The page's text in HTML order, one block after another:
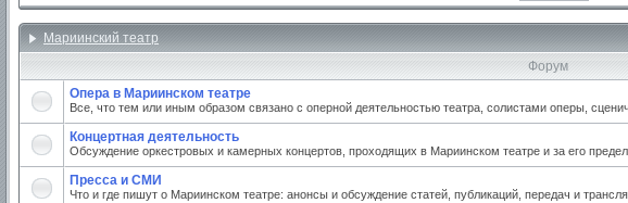
Мариинский театр
Форум
Опера в Мариинском театре
Все, что тем или иным образом связано с оперной деятельностью театра, солистами оперы,
Концертная деятельность
Обсуждение оркестровых и камерных концертов, проходящих в Мариинском театре и за его
Пресса и СМИ
Что и где пишут о Мариинском театре: анонсы и обсуждение статей, публикаций, передач и